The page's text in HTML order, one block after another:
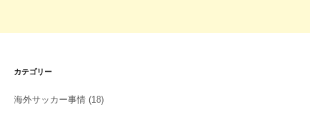
カテゴリー
海外サッカー事情 (18)